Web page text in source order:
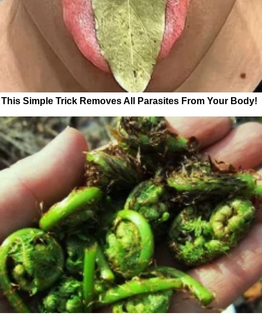
This Simple Trick Removes All Parasites From Your Body!